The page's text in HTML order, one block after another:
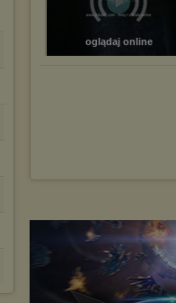
oglądaj online